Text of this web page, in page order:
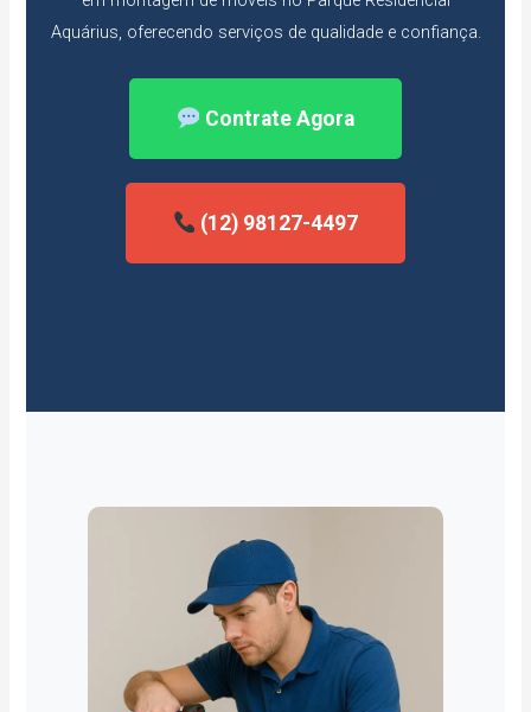
Aquárius, oferecendo serviços de qualidade e confiança.
Contrate Agora
(12) 98127-4497